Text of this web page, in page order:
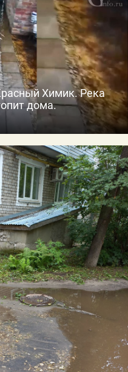
Химик. Река
дома.